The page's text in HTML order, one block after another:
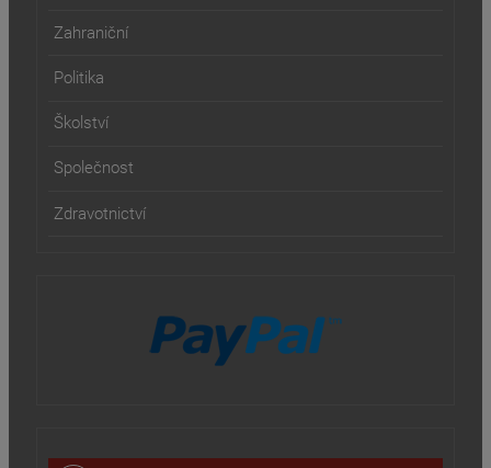
Zahraniční
Politika
Školství
Společnost
Zdravotnictví